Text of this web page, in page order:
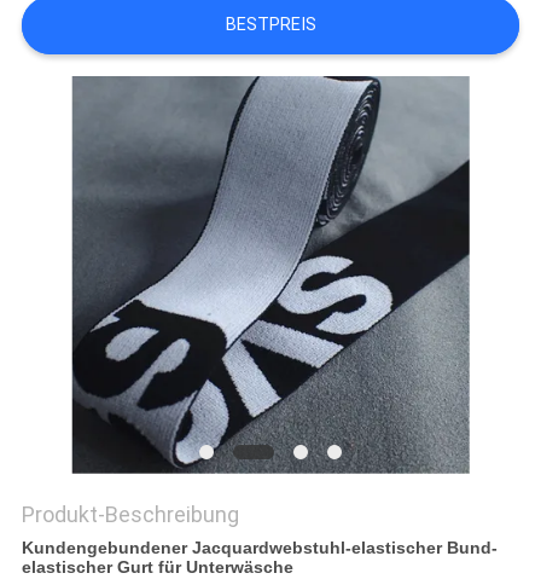
SITEMAP
PRIVACY
POLICY
BESTPREIS
Produkt-Beschreibung
Kundengebundener Jacquardwebstuhl-elastischer Bund-
elastischer Gurt für Unterwäsche